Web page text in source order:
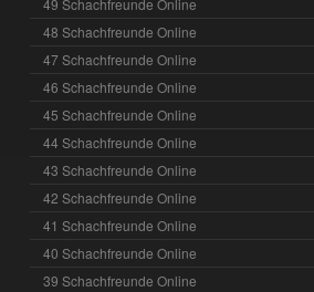
49 Schachfreunde Online
48 Schachfreunde Online
47 Schachfreunde Online
46 Schachfreunde Online
45 Schachfreunde Online
44 Schachfreunde Online
43 Schachfreunde Online
42 Schachfreunde Online
41 Schachfreunde Online
40 Schachfreunde Online
39 Schachfreunde Online